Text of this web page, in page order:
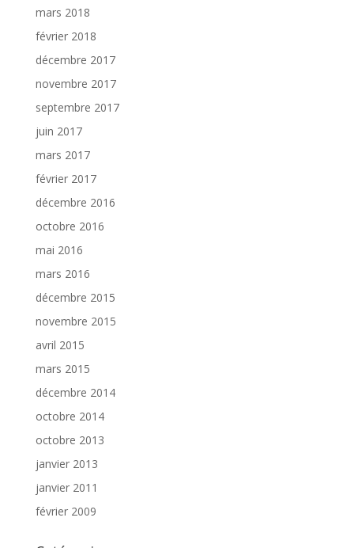
mars 2018
février 2018
décembre 2017
novembre 2017
septembre 2017
juin 2017
mars 2017
février 2017
décembre 2016
octobre 2016
mai 2016
mars 2016
décembre 2015
novembre 2015
avril 2015
mars 2015
décembre 2014
octobre 2014
octobre 2013
janvier 2013
janvier 2011
février 2009